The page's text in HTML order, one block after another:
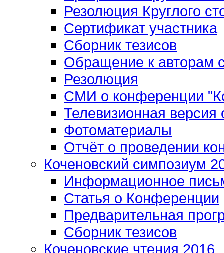
Резолюция Круглого
Сертификат участника
Сборник тезисов
Обращение к авторам
Резолюция
СМИ о конференции
Телевизионная
Фотоматериалы
Отчёт о проведении
Коченовский симпозиум
Информационное
Статья о Конференции
Предварительная
Сборник тезисов
Коченовские чтения 2016